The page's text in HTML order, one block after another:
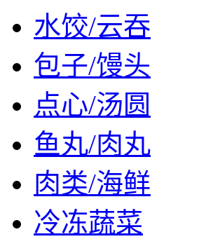
水饺/云吞
包子/馒头
点心/汤圆
鱼丸/肉丸
肉类/海鲜
冷冻蔬菜